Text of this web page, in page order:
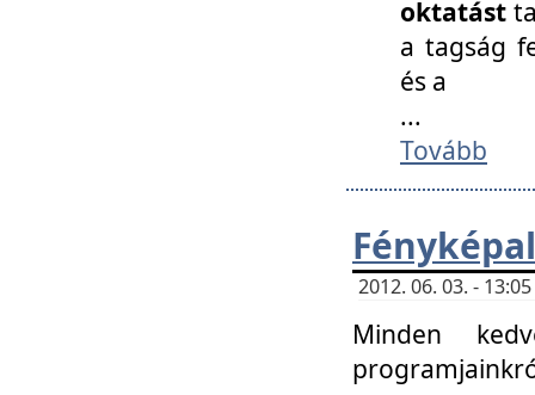
oktatást
a tagság
és a
...
Tovább
2012. 06. 03. -
Minden